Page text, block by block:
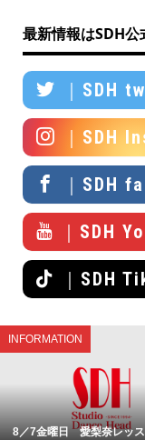
最新情報はSDH公
｜SDH
｜SDH
｜SDH
｜SDH
｜SDH
INFORMATION
8／7金曜日 愛梨奈レッス